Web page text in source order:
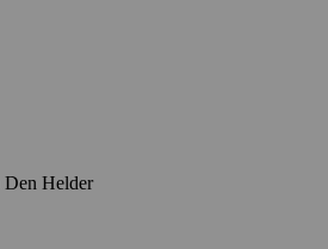
Den Helder